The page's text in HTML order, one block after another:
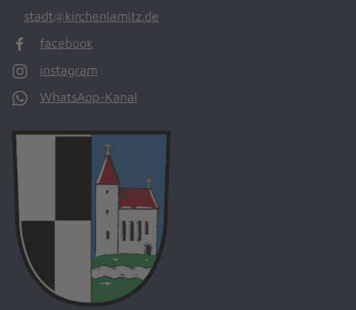
stadt@kirchenlamitz.de
facebook
instagram
WhatsApp-Kanal